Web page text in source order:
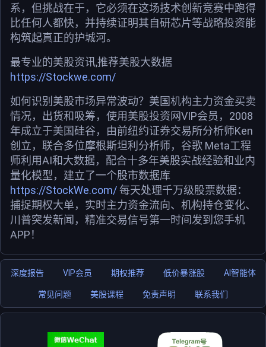
系，但挑战在于，它必须在这场技术创新竞赛中跑得
比任何人都快，并持续证明其自研芯片等战略投资能
构筑起真正的护城河。
最专业的美股资讯,推荐美股大数据
https://Stockwe.com/
如何识别美股市场异常波动？美国机构主力资金买卖
情况，出货和吸筹，使用美股投资网VIP会员，2008
年成立于美国硅谷，由前纽约证券交易所分析师Ken
创立，联合多位摩根斯坦利分析师，谷歌 Meta工程
师利用AI和大数据，配合十多年美股实战经验和业内
量化模型，建立了一个股市数据库
https://StockWe.com/每天处理千万级股票数据：
捕捉期权大单，实时主力资金流向、机构持仓变化、
川普突发新闻，精准交易信号第一时间发到您手机
APP！
深度报告 VIP会员 期权推荐 低价暴涨股 AI智能体
常见问题 美股课程 免责声明 联系我们